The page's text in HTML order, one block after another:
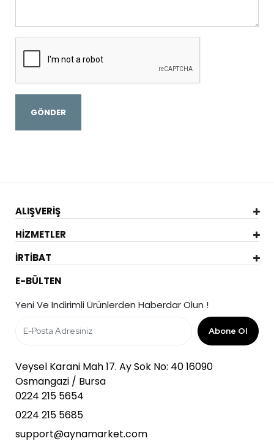
GÖNDER
ALIŞVERİŞ
HİZMETLER
İRTİBAT
E-BÜLTEN
Yeni Ve Indirimli Ürünlerden Haberdar Olun !
Abone Ol
Veysel Karani Mah 17. Ay Sok No: 40 16090
Osmangazi / Bursa
0224 215 5654
0224 215 5685
support@aynamarket.com